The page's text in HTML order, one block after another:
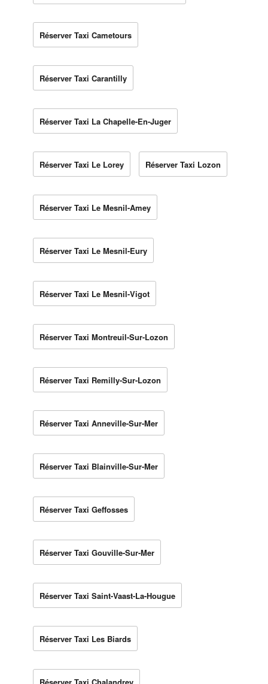
Réserver Taxi Cametours
Réserver Taxi Carantilly
Réserver Taxi La Chapelle-En-Juger
Réserver Taxi Le Lorey Réserver Taxi Lozon
Réserver Taxi Le Mesnil-Amey
Réserver Taxi Le Mesnil-Eury
Réserver Taxi Le Mesnil-Vigot
Réserver Taxi Montreuil-Sur-Lozon
Réserver Taxi Remilly-Sur-Lozon
Réserver Taxi Anneville-Sur-Mer
Réserver Taxi Blainville-Sur-Mer
Réserver Taxi Geffosses
Réserver Taxi Gouville-Sur-Mer
Réserver Taxi Saint-Vaast-La-Hougue
Réserver Taxi Les Biards
Réserver Taxi Chalandrey